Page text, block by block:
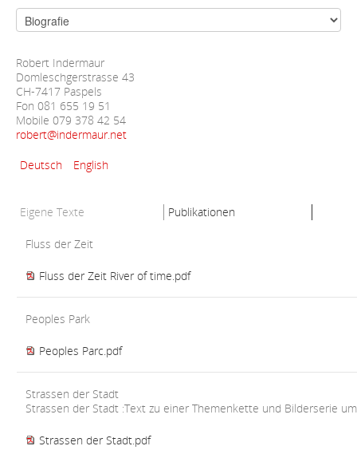
Robert Indermaur
Domleschgerstrasse 43
CH-7417 Paspels
Fon 081 655 19 51
Mobile 079 378 42 54
robert@indermaur.net
Deutsch
English
Eigene Texte Publikationen
Fluss der Zeit
Fluss der Zeit River of time.pdf
Peoples Park
Peoples Parc.pdf
Strassen der Stadt
Strassen der Stadt :Text zu einer Themenkette und Bilderserie
Strassen der Stadt.pdf